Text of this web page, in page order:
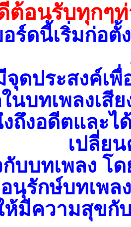
ต้อนรับทุกๆท่
อร์ดนี้เริ่มก่อ
จุดประสงค์เ
นบทเพลงเสี
ถึงอดีตและไ
เปลี่ย
กับบทเพลง โ
นุรักษ์บทเพล
ห้มีความสุขกั